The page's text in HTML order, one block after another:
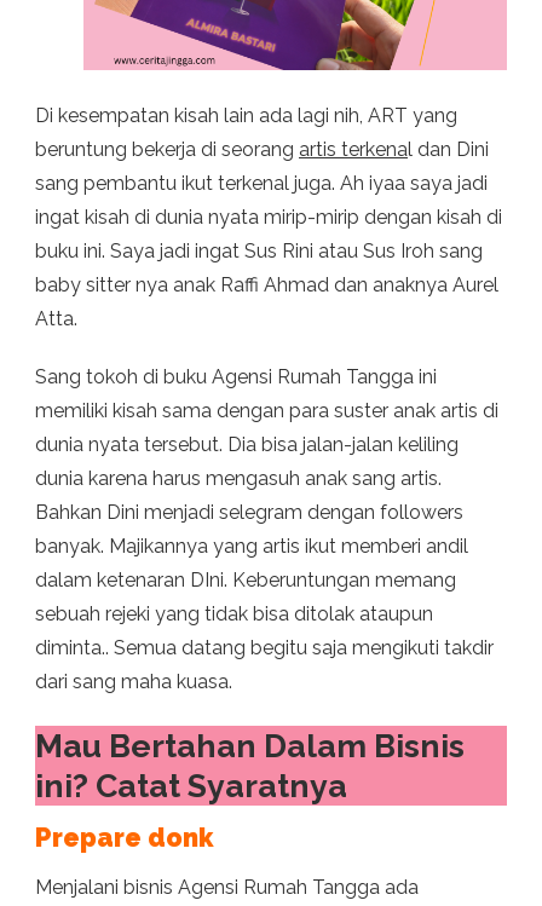
Di kesempatan kisah lain ada lagi nih, ART yang
beruntung bekerja di seorang artis terkenal dan Dini
sang pembantu ikut terkenal juga. Ah iyaa saya jadi
ingat kisah di dunia nyata mirip-mirip dengan kisah di
buku ini. Saya jadi ingat Sus Rini atau Sus Iroh sang
baby sitter nya anak Raffi Ahmad dan anaknya Aurel
Atta.
Sang tokoh di buku Agensi Rumah Tangga ini
memiliki kisah sama dengan para suster anak artis di
dunia nyata tersebut. Dia bisa jalan-jalan keliling
dunia karena harus mengasuh anak sang artis.
Bahkan Dini menjadi selegram dengan followers
banyak. Majikannya yang artis ikut memberi andil
dalam ketenaran DIni. Keberuntungan memang
sebuah rejeki yang tidak bisa ditolak ataupun
diminta.. Semua datang begitu saja mengikuti takdir
dari sang maha kuasa.
Mau Bertahan Dalam Bisnis
ini? Catat Syaratnya
Prepare donk
Menjalani bisnis Agensi Rumah Tangga ada